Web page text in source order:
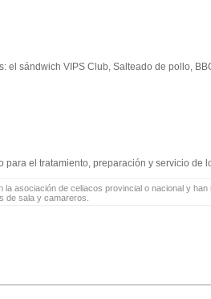
sándwich VIPS Club, Salteado de pollo,
el tratamiento, preparación y servicio de
asociación de celiacos provincial o nacional y
de sala y camareros.